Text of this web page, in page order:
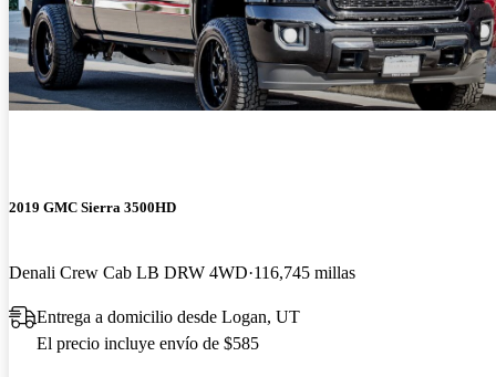
2019 GMC Sierra 3500HD
Denali Crew Cab LB DRW 4WD 116,745 millas
Entrega a domicilio desde Logan, UT
El precio incluye envío de $585